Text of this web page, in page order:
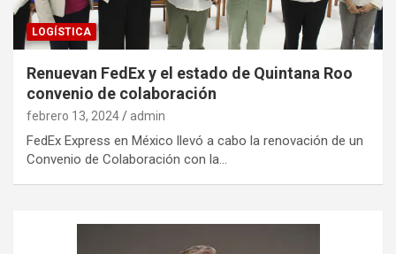
LOGÍSTICA
Renuevan FedEx y el estado de Quintana Roo
convenio de colaboración
febrero 13, 2024 admin
FedEx Express en México llevó a cabo la renovación de un
Convenio de Colaboración con la…